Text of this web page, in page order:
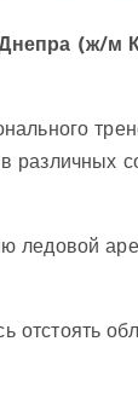
(ж/м
ледовой